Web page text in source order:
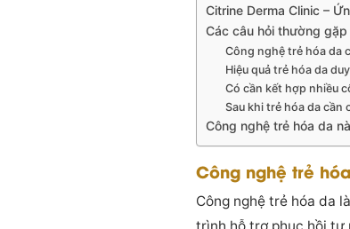
Citrine Derma Clinic –
Các câu hỏi thường
Công nghệ trẻ hóa da
Hiệu quả trẻ hóa da
Có cần kết hợp nhiều
Sau khi trẻ hóa da cần
Công nghệ trẻ hóa da
Công nghệ trẻ
Công nghệ trẻ hóa da